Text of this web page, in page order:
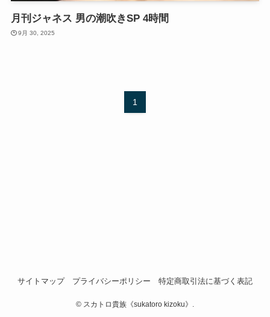
月刊ジャネス 男の潮吹きSP 4時間
9月 30, 2025
1
サイトマップ プライバシーポリシー 特定商取引法に基づく表記
© スカトロ貴族《sukatoro kizoku》.